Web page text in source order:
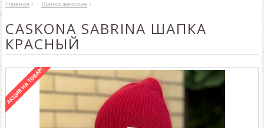
О БРЕНДЕ
ДОСТАВКА И ОПЛАТА
ОПТОВЫМ КЛИЕНТАМ
Главная › Шапки женские ›
CASKONA SABRINA ШАПКА
КРАСНЫЙ